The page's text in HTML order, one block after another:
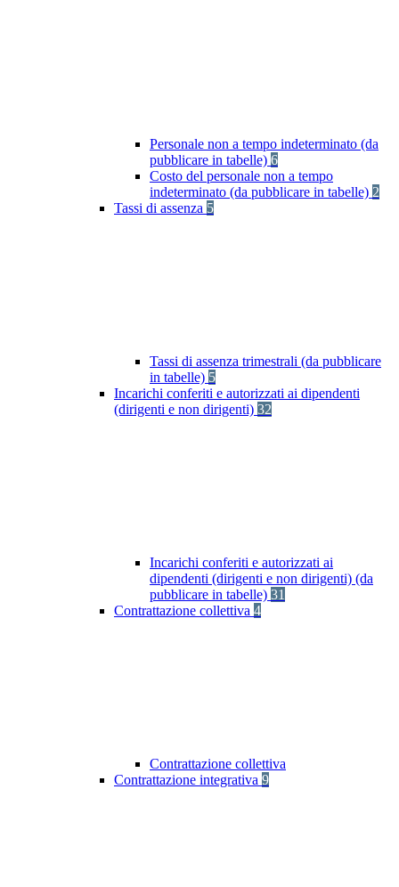
Personale non a tempo indeterminato (da
pubblicare in tabelle) 6
Costo del personale non a tempo
indeterminato (da pubblicare in tabelle) 2
Tassi di assenza 5
Tassi di assenza trimestrali (da pubblicare
in tabelle) 5
Incarichi conferiti e autorizzati ai dipendenti
(dirigenti e non dirigenti) 32
Incarichi conferiti e autorizzati ai
dipendenti (dirigenti e non dirigenti) (da
pubblicare in tabelle) 31
Contrattazione collettiva 4
Contrattazione collettiva
Contrattazione integrativa 9